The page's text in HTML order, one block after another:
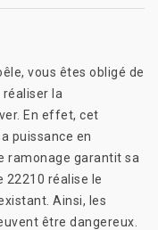
vous êtes obligé de
la
En effet, cet
puissance en
ramonage garantit sa
22210 réalise le
Ainsi, les
être dangereux.